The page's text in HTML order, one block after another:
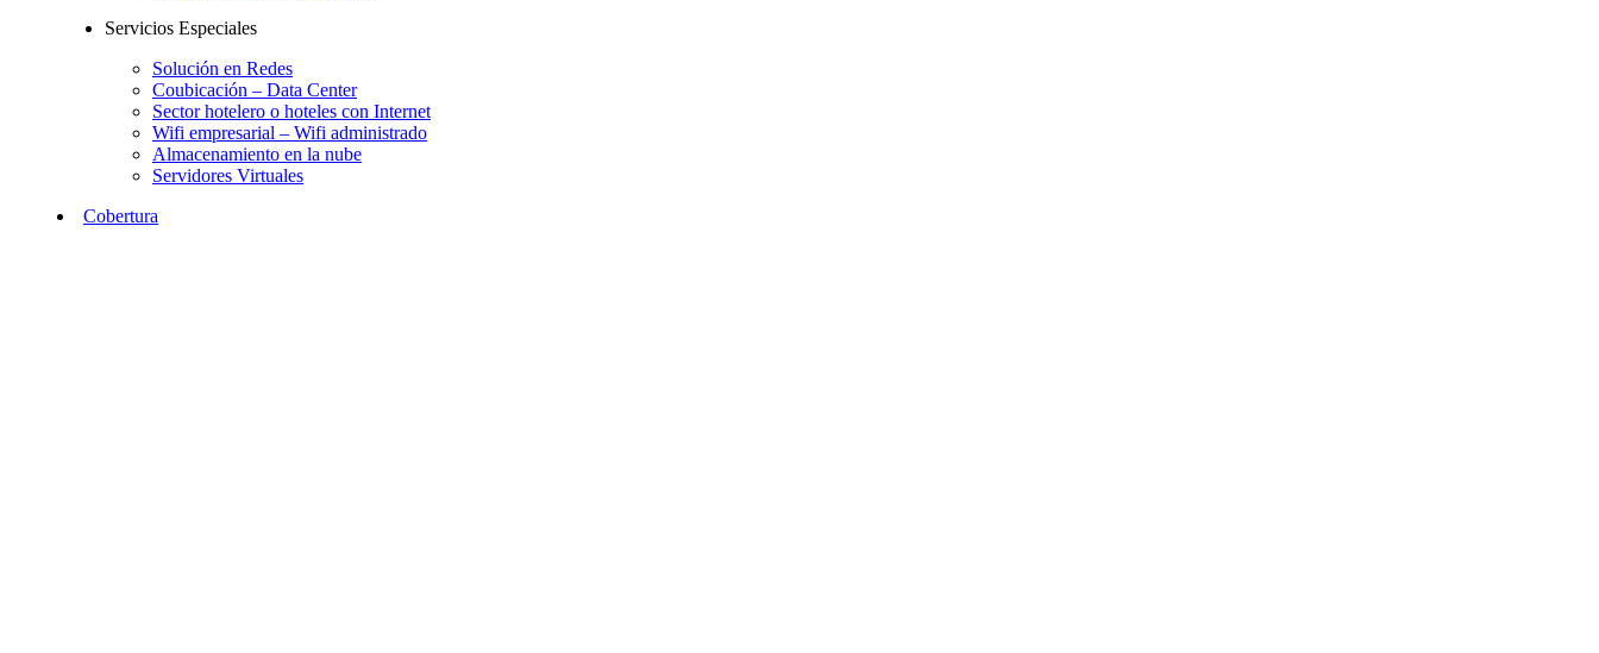
Servicios Especiales
Solución en Redes
Coubicación – Data Center
Sector hotelero o hoteles con Internet
Wifi empresarial – Wifi administrado
Almacenamiento en la nube
Servidores Virtuales
Cobertura